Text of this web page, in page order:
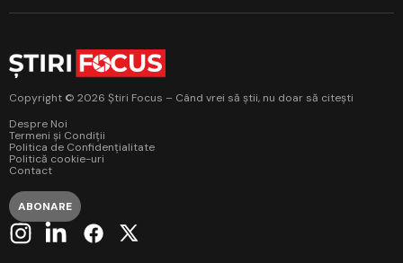
Copyright © 2026 Știri Focus – Când vrei să știi, nu doar să citești
Despre Noi
Termeni și Condiții
Politica de Confidențialitate
Politică cookie-uri
Contact
ABONARE